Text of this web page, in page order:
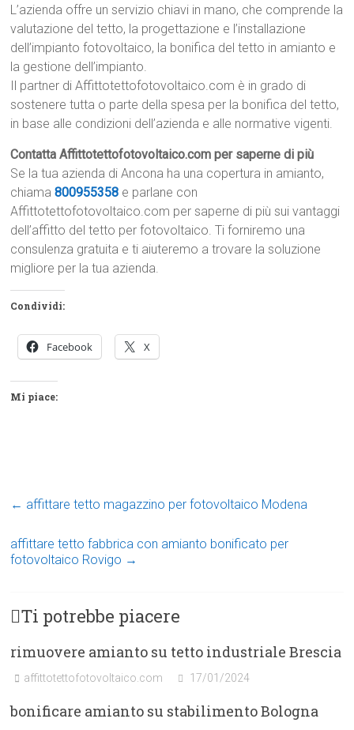
L’azienda offre un servizio chiavi in mano, che comprende la
valutazione del tetto, la progettazione e l’installazione
dell’impianto fotovoltaico, la bonifica del tetto in amianto e
la gestione dell’impianto.
Il partner di Affittotettofotovoltaico.com è in grado di
sostenere tutta o parte della spesa per la bonifica del tetto,
in base alle condizioni dell’azienda e alle normative vigenti.
Contatta Affittotettofotovoltaico.com per saperne di più
Se la tua azienda di Ancona ha una copertura in amianto,
chiama800955358 e parlane con
Affittotettofotovoltaico.com per saperne di più sui vantaggi
dell’affitto del tetto per fotovoltaico. Ti forniremo una
consulenza gratuita e ti aiuteremo a trovare la soluzione
migliore per la tua azienda.
Condividi:
Facebook X
Mi piace:
← affittare tetto magazzino per fotovoltaico Modena
affittare tetto fabbrica con amianto bonificato per
fotovoltaico Rovigo →
Ti potrebbe piacere
rimuovere amianto su tetto industriale Brescia
affittotettofotovoltaico.com 17/01/2024
bonificare amianto su stabilimento Bologna